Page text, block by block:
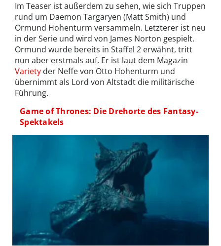
Im Teaser ist außerdem zu sehen, wie sich Truppen
rund um Daemon Targaryen (Matt Smith) und
Ormund Hohenturm versammeln. Letzterer ist neu
in der Serie und wird von James Norton gespielt.
Ormund wurde bereits in Staffel 2 erwähnt, tritt
nun aber erstmals auf. Er ist laut dem Magazin
Variety der Neffe von Otto Hohenturm und
übernimmt als Lord von Altstadt die militärische
Führung.
Game of Thrones: Die Drehorte des Fantasy-
Spektakels